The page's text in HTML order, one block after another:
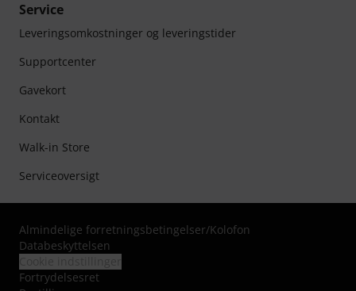
Service
Leveringsomkostninger og leveringstider
Supportcenter
Gavekort
Kontakt
Walk-in Store
Serviceoversigt
Almindelige forretningsbetingelser/Kolofon
Databeskyttelsen
Fortrydelsesret